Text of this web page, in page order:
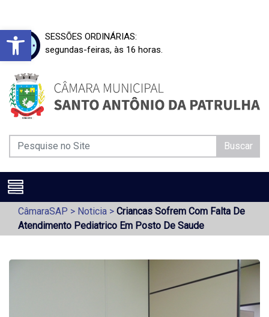
Barra de Ferramentas Aberta
SESSÕES ORDINÁRIAS:
segundas-feiras, às 16 horas.
Buscar
CâmaraSAP > Noticia > Criancas Sofrem Com Falta De
Atendimento Pediatrico Em Posto De Saude